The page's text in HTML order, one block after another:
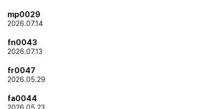
mp0029
2026.07.14
fn0043
2026.07.13
fr0047
2026.05.29
fa0044